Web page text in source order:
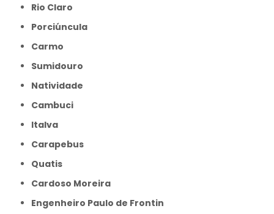
Rio Claro
Porciúncula
Carmo
Sumidouro
Natividade
Cambuci
Italva
Carapebus
Quatis
Cardoso Moreira
Engenheiro Paulo de Frontin